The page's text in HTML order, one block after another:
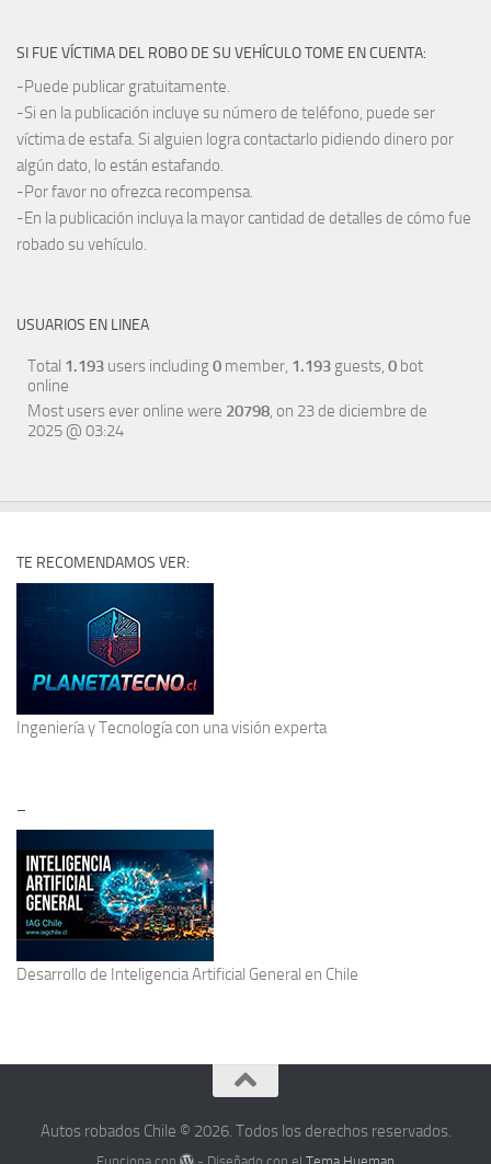
SI FUE VÍCTIMA DEL ROBO DE SU VEHÍCULO TOME EN CUENTA:
-Puede publicar gratuitamente.
-Si en la publicación incluye su número de teléfono, puede ser
víctima de estafa. Si alguien logra contactarlo pidiendo dinero por
algún dato, lo están estafando.
-Por favor no ofrezca recompensa.
-En la publicación incluya la mayor cantidad de detalles de cómo fue
robado su vehículo.
USUARIOS EN LINEA
Total 1.193 users including0 member, 1.193 guests, 0 bot
online
Most users ever online were 20798, on 23 de diciembre de
2025 @ 03:24
TE RECOMENDAMOS VER:
Ingeniería y Tecnologíacon una visión experta
–
Desarrollo de Inteligencia Artificial General en Chile
Autos robados Chile © 2026. Todos los derechos reservados.